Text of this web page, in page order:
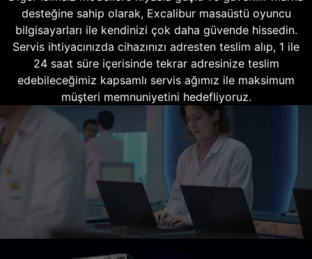
desteğine sahip olarak, Excalibur masaüstü oyuncu
bilgisayarları ile kendinizi çok daha güvende hissedin.
Servis ihtiyacınızda cihazınızı adresten teslim alıp, 1 ile
24 saat süre içerisinde tekrar adresinize teslim
edebileceğimiz kapsamlı servis ağımız ile maksimum
müşteri memnuniyetini hedefliyoruz.